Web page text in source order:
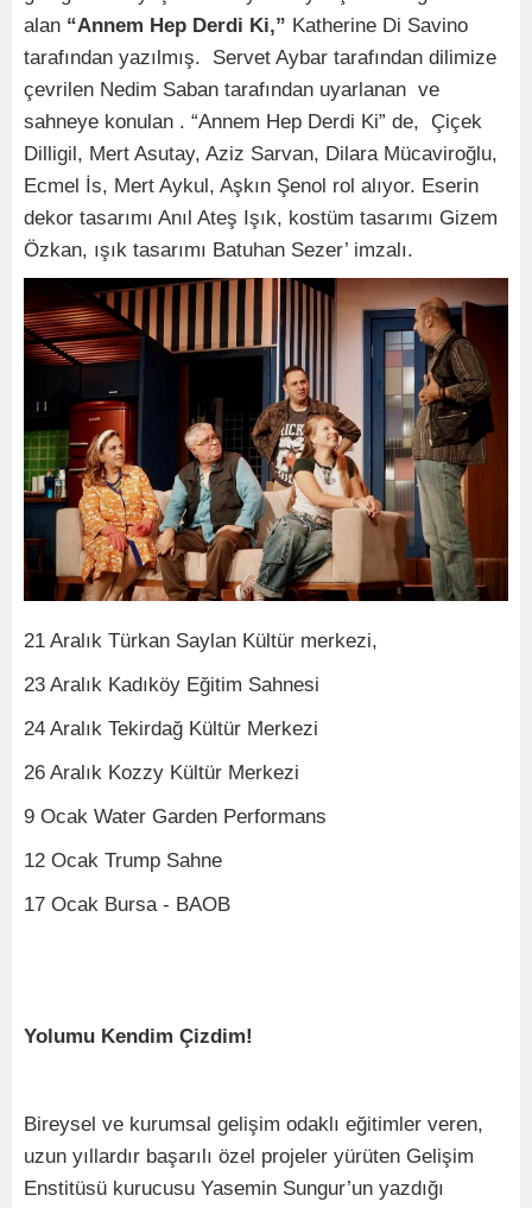
alan “Annem Hep Derdi Ki,” Katherine Di Savino
tarafından yazılmış. Servet Aybar tarafından dilimize
çevrilen Nedim Saban tarafından uyarlanan ve
sahneye konulan . “Annem Hep Derdi Ki” de, Çiçek
Dilligil, Mert Asutay, Aziz Sarvan, Dilara Mücaviroğlu,
Ecmel İs, Mert Aykul, Aşkın Şenol rol alıyor. Eserin
dekor tasarımı Anıl Ateş Işık, kostüm tasarımı Gizem
Özkan, ışık tasarımı Batuhan Sezer’ imzalı.
21 Aralık Türkan Saylan Kültür merkezi,
23 Aralık Kadıköy Eğitim Sahnesi
24 Aralık Tekirdağ Kültür Merkezi
26 Aralık Kozzy Kültür Merkezi
9 Ocak Water Garden Performans
12 Ocak Trump Sahne
17 Ocak Bursa - BAOB
Yolumu Kendim Çizdim!
Bireysel ve kurumsal gelişim odaklı eğitimler veren,
uzun yıllardır başarılı özel projeler yürüten Gelişim
Enstitüsü kurucusu Yasemin Sungur’un yazdığı